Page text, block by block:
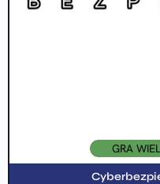
GRA